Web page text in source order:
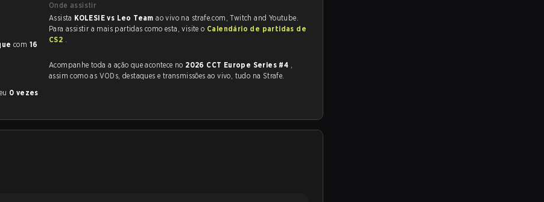
com 16
0 vezes
Onde assistir
Assista KOLESIE vs Leo Teamao vivo na strafe.com, Twitch and Youtube.
Para assistir a mais partidas como esta, visite o Calendário de partidas de
CS2 .
Acompanhe toda a ação que acontece no 2026 CCT Europe Series #4 ,
assim como as VODs, destaques e transmissões ao vivo, tudo na Strafe.